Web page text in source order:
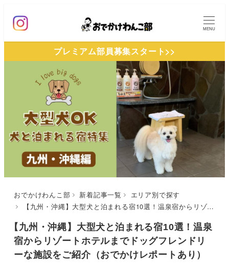
ン
移
MENU
プレミアム部員募集スタート>>
おでかけわんこ部 新着記事一覧
エリア別で探す
【九州・沖縄】大型犬と泊まれる宿10選！温泉宿からリゾートホテルまでドッグフレンドリーな施設をご紹介（おでかけレポートあり）
【九州・沖縄】大型犬と泊まれる宿10選！温泉
宿からリゾートホテルまでドッグフレンドリ
ーな施設をご紹介（おでかけレポートあり）